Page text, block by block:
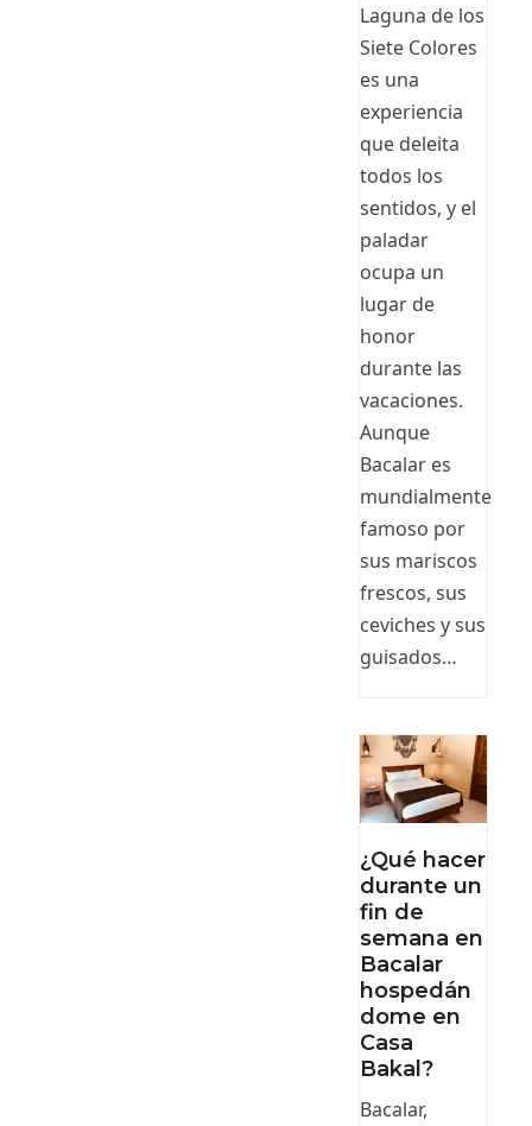
Laguna de los
Siete Colores
es una
experiencia
que deleita
todos los
sentidos, y el
paladar
ocupa un
lugar de
honor
durante las
vacaciones.
Aunque
Bacalar es
mundialmente
famoso por
sus mariscos
frescos, sus
ceviches y sus
guisados…
¿Qué hacer
durante un
fin de
semana en
Bacalar
hospedán
dome en
Casa
Bakal?
Bacalar,